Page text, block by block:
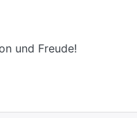
und Freude!